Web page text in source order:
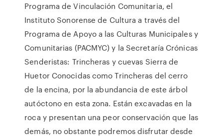
Programa de Vinculación Comunitaria, el
Instituto Sonorense de Cultura a través del
Programa de Apoyo a las Culturas Municipales y
Comunitarias (PACMYC) y la Secretaría Crónicas
Senderistas: Trincheras y cuevas Sierra de
Huetor Conocidas como Trincheras del cerro
de la encina, por la abundancia de este árbol
autóctono en esta zona. Están excavadas en la
roca y presentan una peor conservación que las
demás, no obstante podremos disfrutar desde